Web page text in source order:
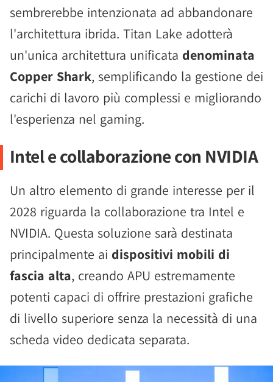
sembrerebbe intenzionata ad abbandonare
l'architettura ibrida. Titan Lake adotterà
un'unica architettura unificata denominata
Copper Shark, semplificando la gestione dei
carichi di lavoro più complessi e migliorando
l'esperienza nel gaming.
Intel e collaborazione con NVIDIA
Un altro elemento di grande interesse per il
2028 riguarda la collaborazione tra Intel e
NVIDIA. Questa soluzione sarà destinata
principalmente ai dispositivi mobili di
fascia alta, creando APU estremamente
potenti capaci di offrire prestazioni grafiche
di livello superiore senza la necessità di una
scheda video dedicata separata.